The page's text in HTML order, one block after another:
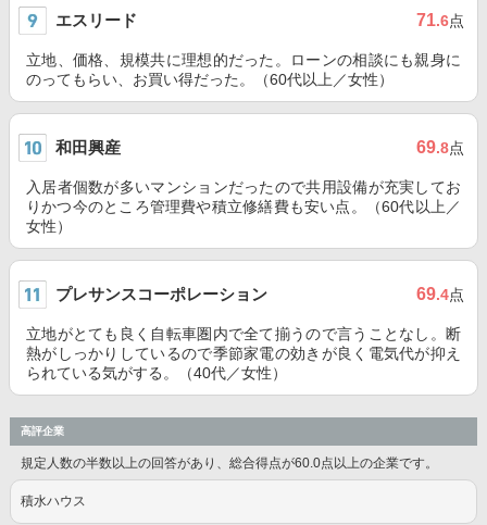
エスリード 71.6点
立地、価格、規模共に理想的だった。ローンの相談にも親身に
のってもらい、お買い得だった。（60代以上／女性）
和田興産 69.8点
入居者個数が多いマンションだったので共用設備が充実してお
りかつ今のところ管理費や積立修繕費も安い点。（60代以上／
女性）
プレサンスコーポレーション 69.4点
立地がとても良く自転車圏内で全て揃うので言うことなし。断
熱がしっかりしているので季節家電の効きが良く電気代が抑え
られている気がする。（40代／女性）
高評企業
規定人数の半数以上の回答があり、総合得点が60.0点以上の企業です。
積水ハウス